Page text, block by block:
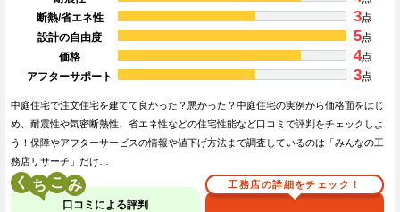
断熱/省エネ性
3点
設計の自由度
5点
価格
4点
アフターサポート
3点
中庭住宅で注文住宅を建てて良かった？悪かった？中庭住宅の実例から価格面をはじ
め、耐震性や気密断熱性、省エネ性などの住宅性能など口コミで評判をチェックしよ
う！保障やアフターサービスの情報や値下げ方法まで調査しているのは「みんなの工
務店リサーチ」だけ…
く こ
口コミによる評判
工務店の詳細をチェック！